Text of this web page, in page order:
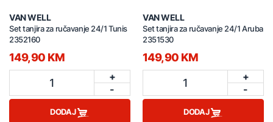
VAN WELL
Set tanjira za ručavanje 24/1 Tunis
2352160
149,90 KM
1
+
-
DODAJ
VAN WELL
Set tanjira za ručavanje 24/1 Aruba
2351530
149,90 KM
1
+
-
DODAJ